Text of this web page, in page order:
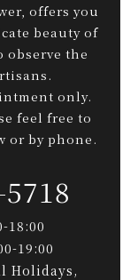
offers you
beauty of
observe the
only.
feel free to
or by phone.
18:00
19:00
Holidays,